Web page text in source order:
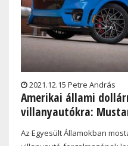
2021.12.15 Petre András
Amerikai állami
villanyautókra:
Az Egyesült Államokban